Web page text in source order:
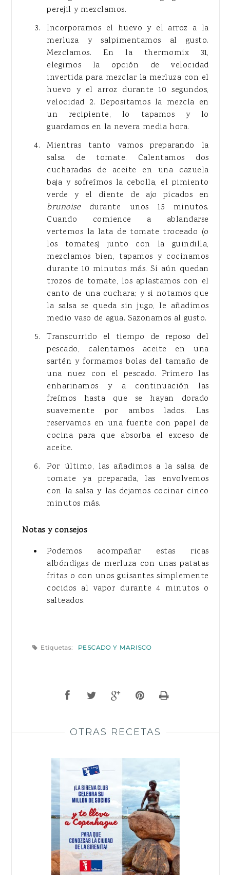
perejil y mezclamos.
Incorporamos el huevo y el arroz a la
merluza y salpimentamos al gusto.
Mezclamos. En la thermomix 31,
elegimos la opción de velocidad
invertida para mezclar la merluza con el
huevo y el arroz durante 10 segundos,
velocidad 2. Depositamos la mezcla en
un recipiente, lo tapamos y lo
guardamos en la nevera media hora.
Mientras tanto vamos preparando la
salsa de tomate. Calentamos dos
cucharadas de aceite en una cazuela
baja y sofreímos la cebolla, el pimiento
verde y el diente de ajo picados en
brunoisedurante unos 15 minutos.
Cuando comience a ablandarse
vertemos la lata de tomate troceado (o
los tomates) junto con la guindilla,
mezclamos bien, tapamos y cocinamos
durante 10 minutos más. Si aún quedan
trozos de tomate, los aplastamos con el
canto de una cuchara; y si notamos que
la salsa se queda sin jugo, le añadimos
medio vaso de agua. Sazonamos al gusto.
Transcurrido el tiempo de reposo del
pescado, calentamos aceite en una
sartén y formamos bolas del tamaño de
una nuez con el pescado. Primero las
enharinamos y a continuación las
freímos hasta que se hayan dorado
suavemente por ambos lados. Las
reservamos en una fuente con papel de
cocina para que absorba el exceso de
aceite.
Por último, las añadimos a la salsa de
tomate ya preparada, las envolvemos
con la salsa y las dejamos cocinar cinco
minutos más.
Notas y consejos
Podemos acompañar estas ricas
albóndigas de merluza con unas patatas
fritas o con unos guisantes simplemente
cocidos al vapor durante 4 minutos o
salteados.
Etiquetas: PESCADO Y MARISCO
OTRAS RECETAS